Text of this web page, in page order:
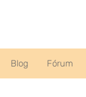
Blog Fórum